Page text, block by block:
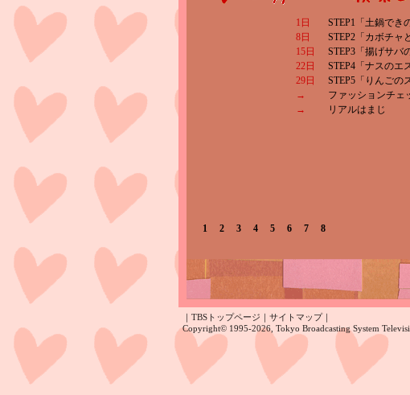
1日
STEP1「土鍋でき
8日
STEP2「カボチャ
15日
STEP3「揚げサバ
22日
STEP4「ナスのエ
29日
STEP5「りんごの
→
ファッションチェ
→
リアルはまじ
1 2 3 4 5 6 7 8
｜ TBSトップページ ｜ サイトマップ｜
Copyright© 1995-2026, Tokyo Broadcasting System